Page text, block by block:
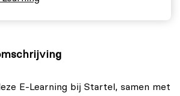
E-Learning bij Startel, samen met